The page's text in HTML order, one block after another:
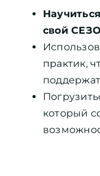
свой
практик,
который